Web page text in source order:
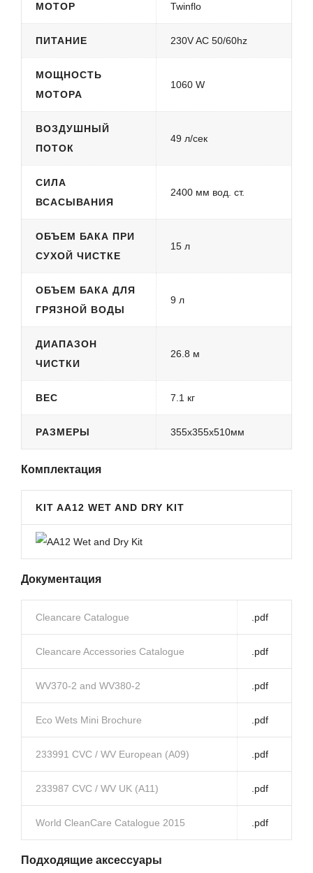
МОТОР Twinflo
ПИТАНИЕ 230V AC 50/60hz
МОЩНОСТЬ
МОТОРА
1060 W
ВОЗДУШНЫЙ
ПОТОК
49 л/сек
СИЛА
ВСАСЫВАНИЯ
2400 мм вод. ст.
ОБЪЕМ БАКА ПРИ
СУХОЙ ЧИСТКЕ
15 л
ОБЪЕМ БАКА ДЛЯ
ГРЯЗНОЙ ВОДЫ
9 л
ДИАПАЗОН
ЧИСТКИ
26.8 м
ВЕС 7.1 кг
РАЗМЕРЫ 355x355x510мм
Комплектация
KIT AA12 WET AND DRY KIT
Документация
Cleancare Catalogue .pdf
Cleancare Accessories Catalogue .pdf
WV370-2 and WV380-2 .pdf
Eco Wets Mini Brochure .pdf
233991 CVC / WV European (A09) .pdf
233987 CVC / WV UK (A11) .pdf
World CleanCare Catalogue 2015 .pdf
Подходящие аксессуары